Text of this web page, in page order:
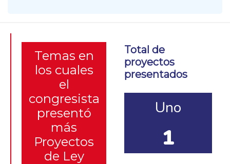
Temas en
los cuales
el
congresista
presentó
más
Proyectos
de Ley
Total de
proyectos
presentados
Uno
1